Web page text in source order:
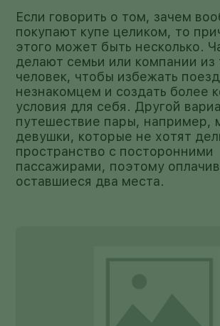
Если говорить о том, зачем
покупают купе целиком, то
этого может быть несколько.
делают семьи или компании из
человек, чтобы избежать
незнакомцем и создать более
условия для себя. Другой
путешествие пары, например,
девушки, которые не хотят
пространство с посторонними
пассажирами, поэтому
оставшиеся два места.